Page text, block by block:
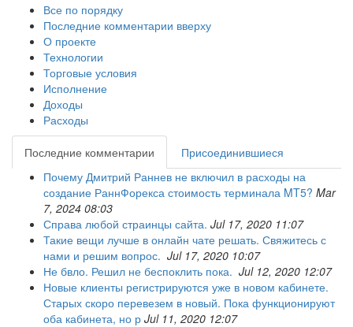
Все по порядку
Последние комментарии вверху
О проекте
Технологии
Торговые условия
Исполнение
Доходы
Расходы
Последние комментарии
Присоединившиеся
Почему Дмитрий Раннев не включил в расходы на
создание РаннФорекса стоимость терминала MT5? Mar
7, 2024 08:03
Справа любой страинцы сайта. Jul 17, 2020 11:07
Такие вещи лучше в онлайн чате решать. Свяжитесь с
нами и решим вопрос. Jul 17, 2020 10:07
Не бвло. Решил не беспоклить пока. Jul 12, 2020 12:07
Новые клиенты регистрируются уже в новом кабинете.
Старых скоро перевезем в новый. Пока функционируют
оба кабинета, но р Jul 11, 2020 12:07